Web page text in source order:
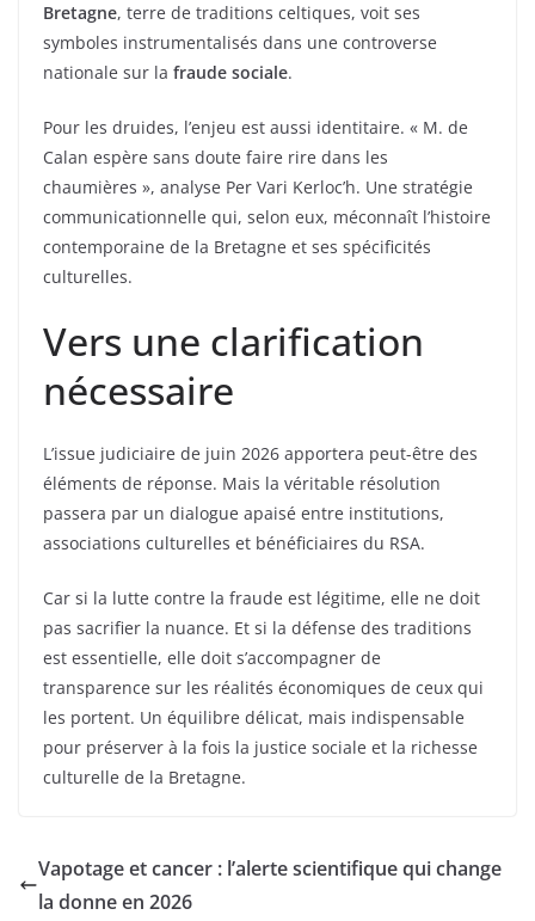
Bretagne, terre de traditions celtiques, voit ses
symboles instrumentalisés dans une controverse
nationale sur la fraude sociale.
Pour les druides, l’enjeu est aussi identitaire. « M. de
Calan espère sans doute faire rire dans les
chaumières », analyse Per Vari Kerloc’h. Une stratégie
communicationnelle qui, selon eux, méconnaît l’histoire
contemporaine de la Bretagne et ses spécificités
culturelles.
Vers une clarification
nécessaire
L’issue judiciaire de juin 2026 apportera peut-être des
éléments de réponse. Mais la véritable résolution
passera par un dialogue apaisé entre institutions,
associations culturelles et bénéficiaires du RSA.
Car si la lutte contre la fraude est légitime, elle ne doit
pas sacrifier la nuance. Et si la défense des traditions
est essentielle, elle doit s’accompagner de
transparence sur les réalités économiques de ceux qui
les portent. Un équilibre délicat, mais indispensable
pour préserver à la fois la justice sociale et la richesse
culturelle de la Bretagne.
Vapotage et cancer : l’alerte scientifique qui change
la donne en 2026